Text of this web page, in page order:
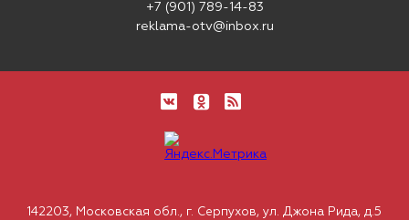
+7 (901) 789-14-83
reklama-otv@inbox.ru
142203, Московская обл., г. Серпухов, ул. Джона Рида, д.5